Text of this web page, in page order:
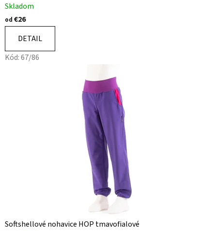
Skladom
od €26
DETAIL
Kód:67/86
Softshellové nohavice HOP tmavofialové